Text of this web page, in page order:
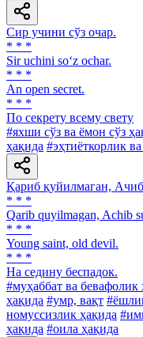
Сир учини сўз очар.
* * *
Sir uchini so‘z ochar.
* * *
An open secret.
* * *
По секрету всему свету
#яхши сўз ва ёмон сўз
ҳақида #эҳтиёткорлик
Қариб қуйилмаган,
* * *
Qarib quyilmagan, Achib
* * *
Young saint, old devil.
* * *
Ha седину беспадок.
#муҳаббат ва бевафолик
ҳақида #умр, вақт
номуссизлик ҳақида
ҳақида #оила ҳақида